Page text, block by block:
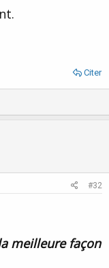
Citer
#32
meilleure façon